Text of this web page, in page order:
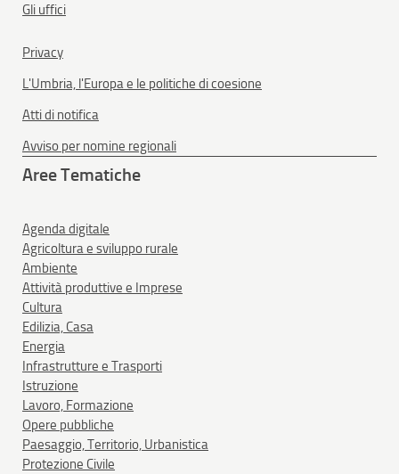
Gli uffici
Privacy
L'Umbria, l'Europa e le politiche di coesione
Atti di notifica
Avviso per nomine regionali
Aree Tematiche
Agenda digitale
Agricoltura e sviluppo rurale
Ambiente
Attività produttive e Imprese
Cultura
Edilizia, Casa
Energia
Infrastrutture e Trasporti
Istruzione
Lavoro, Formazione
Opere pubbliche
Paesaggio, Territorio, Urbanistica
Protezione Civile